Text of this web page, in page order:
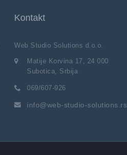
Kontakt
Web Studio Solutions d.o.o.
Matije Korvina 17, 24 000
Subotica, Srbija
069/607-926
info@web-studio-solutions.rs